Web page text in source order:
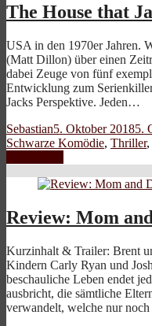
The House that
USA in den 1970er Jahren.
(Matt Dillon) über einen
dabei Zeuge von fünf
Entwicklung zum
Jacks Perspektive. Jeden…
Sebastian5. Oktober 20185.
Schwarze Komödie, Thriller,
Review: Mom
Kurzinhalt & Trailer: Brent
Kindern Carly Ryan und
beschauliche Leben endet
ausbricht, die sämtliche
verwandelt, welche nur